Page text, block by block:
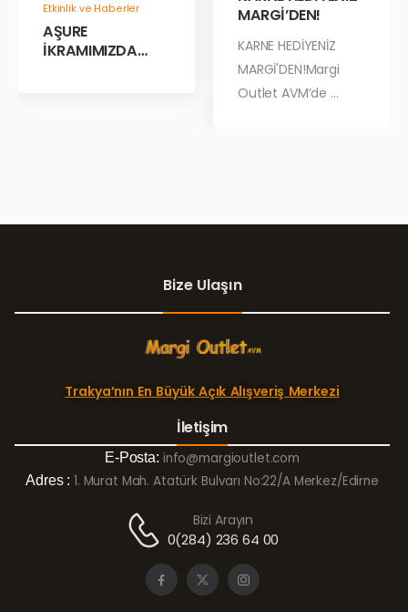
Etkinlik ve Haberler
AŞURE
İKRAMIMIZDA
MARGİ’DEN!
KARNE HEDİYENİZ
MARGİ'DEN!Margi
Outlet AVM’de ...
Bize Ulaşın
Trakya’nın En Büyük Açık Alışveriş Merkezi
İletişim
E-Posta: info@margioutlet.com
Adres : 1. Murat Mah. Atatürk Bulvarı No:22/A Merkez/Edirne
Bizi Arayın
0(284) 236 64 00